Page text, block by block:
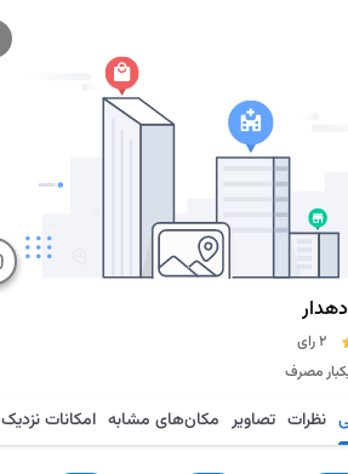
2 رای
مصرف
نظرات تصاویر مکان‌های مشابه امکانات نزدیک